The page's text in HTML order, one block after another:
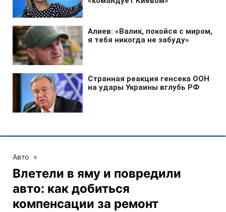
Авто »
Влетели в яму и повредили
авто: как добиться
компенсации за ремонт